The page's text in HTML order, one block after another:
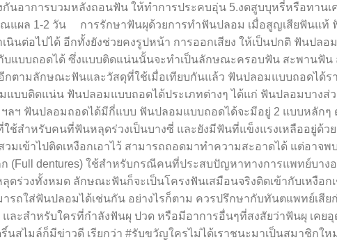
นอาการบวมหลังถอนฟัน ให้ทำการประคบอุ่น 5.งดสูบบุหรี่หรือทานเ
ณแผล 1-2 วัน การรักษาฟันผุด้วยการทำฟันปลอม เมื่อสูญเสียฟันแท้
นต่อไปได้ อีกทั้งยังช่วยคงรูปหน้า การออกเสียง ให้เป็นปกติ ฟันปลอ
แบบถอดได้ ซึ่งแบบติดแน่นนั้นจะทำเป็นลักษณะครอบฟัน สะพานฟัน
กตามลักษณะฟันและวัสดุที่ใช้เมื่อเทียบกันแล้ว ฟันปลอมแบบถอดได้ร
บบติดแน่น ฟันปลอมแบบถอดได้ประเภทต่างๆ ได้แก่ ฟันปลอมบางส่
ลฯ ฟันปลอมถอดได้มีกี่แบบ ฟันปลอมแบบถอดได้จะมีอยู่ 2 แบบหลักๆ
ใช้สำหรับคนที่ฟันหลุดร่วงเป็นบางซี่ และยังมีฟันที่แข็งแรงเหลืออยู่ด้ว
มเข้าไปติดเหงือกเอาไว้ สามารถถอดมาทำความสะอาดได้ แต่อาจ
(Full dentures) ใช้สำหรับกรณีคนที่ประสบปัญหาทางการแพทย์บางอ
ดร่วงทั้งหมด ลักษณะฟันก็จะเป็นโครงฟันเสมือนจริงติดเข้ากับเหงือก
ถใส่ฟันปลอมได้เช่นกัน อย่างไรก็ตาม ควรปรึกษากับทันตแพทย์เสีย
รับใครที่กำลังฟันผุ ปวด หรือมีอาการอื่นๆที่สงสัยว่าฟันผุ เคยอุ
สไมล์ก็มีข่าวดี เรียกว่า #รับขวัญใครไม่ได้เราชนะมาเป็นสมาชิกใ